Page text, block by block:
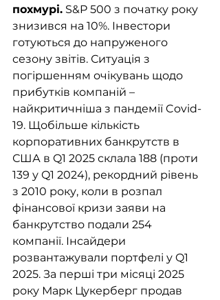
похмурі. S&P 500 з початку року
знизився на 10%. Інвестори
готуються до напруженого
сезону звітів. Ситуація з
погіршенням очікувань щодо
прибутків компаній –
найкритичніша з пандемії Covid-
19. Щобільше кількість
корпоративних банкрутств в
США в Q1 2025 склала 188 (проти
139 у Q1 2024), рекордний рівень
з 2010 року, коли в розпал
фінансової кризи заяви на
банкрутство подали 254
компанії. Інсайдери
розвантажували портфелі у Q1
2025. За перші три місяці 2025
року Марк Цукерберг продав